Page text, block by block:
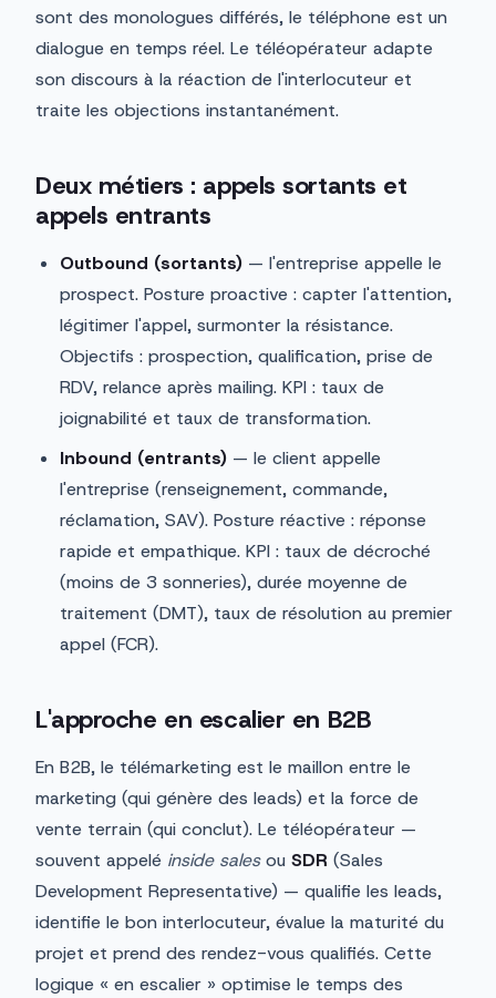
sont des monologues différés, le téléphone est un
dialogue en temps réel. Le téléopérateur adapte
son discours à la réaction de l'interlocuteur et
traite les objections instantanément.
Deux métiers : appels sortants et
appels entrants
Outbound (sortants) — l'entreprise appelle le
prospect. Posture proactive : capter l'attention,
légitimer l'appel, surmonter la résistance.
Objectifs : prospection, qualification, prise de
RDV, relance après mailing. KPI : taux de
joignabilité et taux de transformation.
Inbound (entrants) — le client appelle
l'entreprise (renseignement, commande,
réclamation, SAV). Posture réactive : réponse
rapide et empathique. KPI : taux de décroché
(moins de 3 sonneries), durée moyenne de
traitement (DMT), taux de résolution au premier
appel (FCR).
L'approche en escalier en B2B
En B2B, le télémarketing est le maillon entre le
marketing (qui génère des leads) et la force de
vente terrain (qui conclut). Le téléopérateur —
souvent appelé inside salesou SDR (Sales
Development Representative) — qualifie les leads,
identifie le bon interlocuteur, évalue la maturité du
projet et prend des rendez-vous qualifiés. Cette
logique « en escalier » optimise le temps des